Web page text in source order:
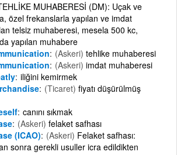
MUHABERESİ (DM): Uçak ve
özel frekanslarla yapılan ve imdat
telsiz muhaberesi, mesela 500 kc,
yapılan muhabere
(Askeri) tehlike muhaberesi
(Askeri) imdat muhaberesi
iliğini kemirmek
(Ticaret) fiyatı düşürülmüş
canını sıkmak
(Askeri) felaket safhası
(ICAO) (Askeri) Felaket safhası:
sonra gerekli usuller icra edildikten